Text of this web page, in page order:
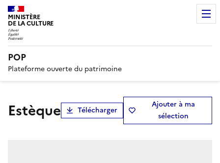
MINISTÈRE
DE LA CULTURE
POP
Plateforme ouverte du patrimoine
estèque Télécharger
Ajouter à ma
sélection